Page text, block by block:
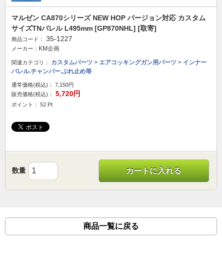
マルゼン CA870シリーズ NEW HOP バージョン対応 カスタム
サイズTNバレル L495mm [GP870NHL] [取寄]
商品コード： 35-1227
メーカー： KM企画
関連カテゴリ： カスタムパーツ > エアコッキングガン用パーツ > インナー
バレル.チャンバー.ぶれ止め等
通常価格(税込)：
7,150円
販売価格(税込)：
5,720円
ポイント： 52 Pt
数量 カートに入れる
商品一覧に戻る